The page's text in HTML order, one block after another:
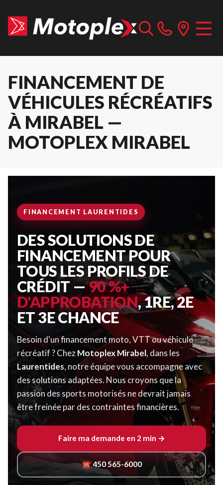
FINANCEMENT DE
VÉHICULES RÉCRÉATIFS
À MIRABEL —
MOTOPLEX MIRABEL
FINANCEMENT LAURENTIDES
DES SOLUTIONS DE
FINANCEMENT POUR
TOUS LES PROFILS DE
CRÉDIT —90 %+
D'APPROBATION, 1RE, 2E
ET 3E CHANCE
Besoin d'un financement moto, VTT ou véhicule
récréatif ? ChezMotoplex Mirabel, dans les
Laurentides, notre équipe vous accompagne avec
des solutions adaptées. Nous croyons que la
passion des sports motorisés ne devrait jamais
être freinée par des contraintes financières.
Faire ma demande en 2 min →
☎ 450 565-6000